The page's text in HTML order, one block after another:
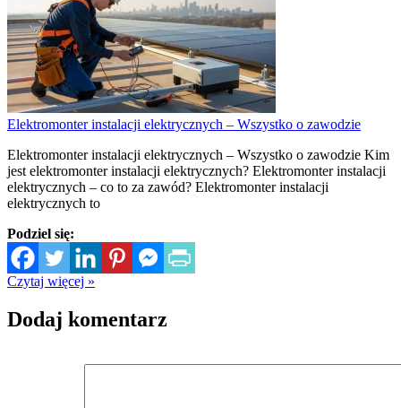
Elektromonter instalacji elektrycznych – Wszystko o zawodzie
Elektromonter instalacji elektrycznych – Wszystko o zawodzie Kim
jest elektromonter instalacji elektrycznych? Elektromonter instalacji
elektrycznych – co to za zawód? Elektromonter instalacji
elektrycznych to
Podziel się:
Czytaj więcej »
Dodaj komentarz